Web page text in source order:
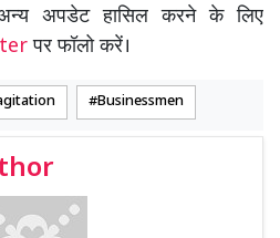
अपडेट हासिल करने के लिए
पर फॉलो करें।
Businessmen